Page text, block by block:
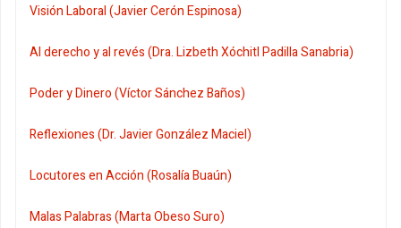
Visión Laboral (Javier Cerón Espinosa)
Al derecho y al revés (Dra. Lizbeth Xóchitl Padilla Sanabria)
Poder y Dinero (Víctor Sánchez Baños)
Reflexiones (Dr. Javier González Maciel)
Locutores en Acción (Rosalía Buaún)
Malas Palabras (Marta Obeso Suro)